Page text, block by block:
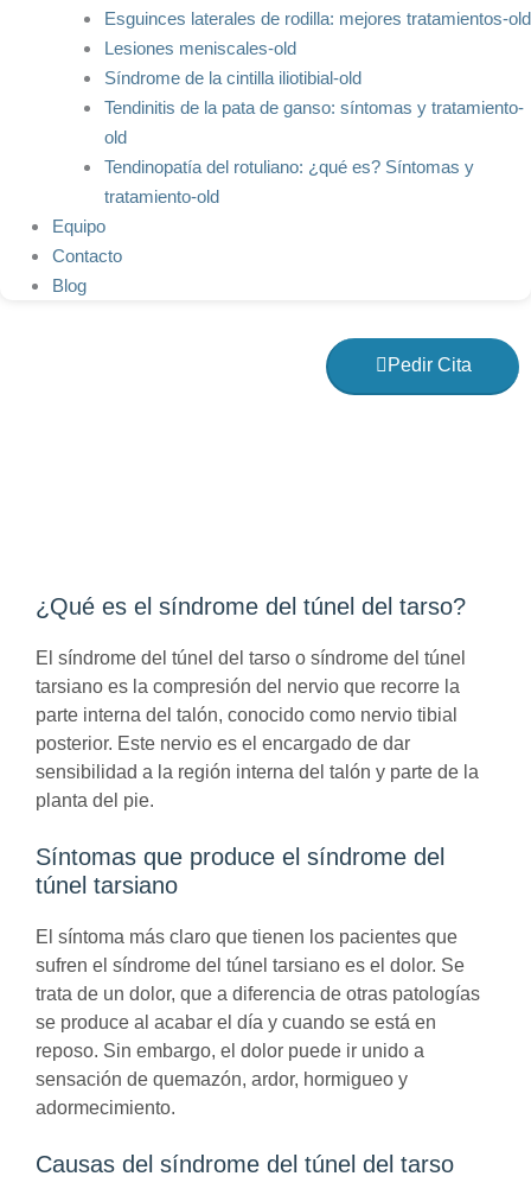
Esguinces laterales de rodilla: mejores tratamientos-old
Lesiones meniscales-old
Síndrome de la cintilla iliotibial-old
Tendinitis de la pata de ganso: síntomas y tratamiento-
old
Tendinopatía del rotuliano: ¿qué es? Síntomas y
tratamiento-old
Equipo
Contacto
Blog
Pedir Cita
¿Qué es el síndrome del túnel del tarso?
El síndrome del túnel del tarso o síndrome del túnel
tarsiano es la compresión del nervio que recorre la
parte interna del talón, conocido como nervio tibial
posterior. Este nervio es el encargado de dar
sensibilidad a la región interna del talón y parte de la
planta del pie.
Síntomas que produce el síndrome del
túnel tarsiano
El síntoma más claro que tienen los pacientes que
sufren el síndrome del túnel tarsiano es el dolor. Se
trata de un dolor, que a diferencia de otras patologías
se produce al acabar el día y cuando se está en
reposo. Sin embargo, el dolor puede ir unido a
sensación de quemazón, ardor, hormigueo y
adormecimiento.
Causas del síndrome del túnel del tarso